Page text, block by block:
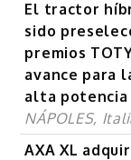
El tractor
sido
premios
avance para
alta potencia
NÁPOLES,
AXA XL